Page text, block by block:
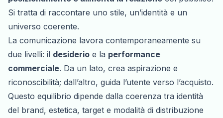
Si tratta di raccontare uno stile, un’identità e un
universo coerente.
La comunicazione lavora contemporaneamente su
due livelli: il desiderio e la performance
commerciale. Da un lato, crea aspirazione e
riconoscibilità; dall’altro, guida l’utente verso l’acquisto.
Questo equilibrio dipende dalla coerenza tra identità
del brand, estetica, target e modalità di distribuzione